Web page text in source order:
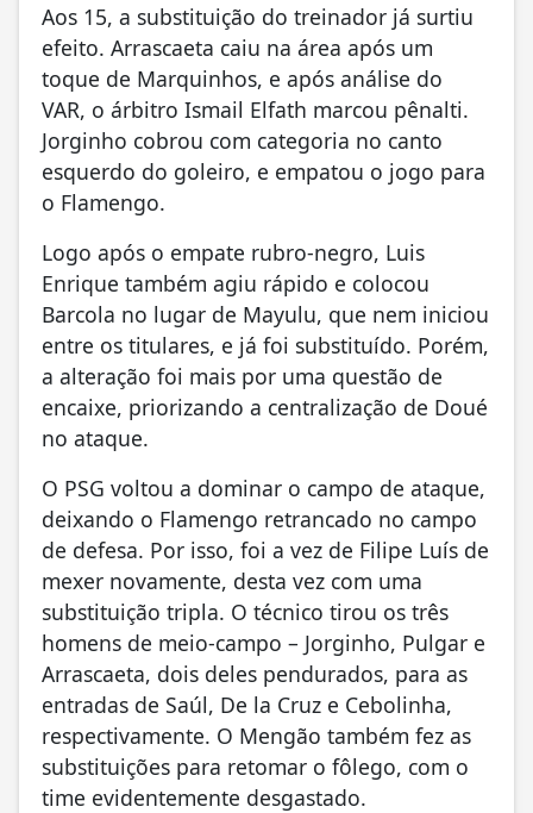
Aos 15, a substituição do treinador já surtiu
efeito. Arrascaeta caiu na área após um
toque de Marquinhos, e após análise do
VAR, o árbitro Ismail Elfath marcou pênalti.
Jorginho cobrou com categoria no canto
esquerdo do goleiro, e empatou o jogo para
o Flamengo.
Logo após o empate rubro-negro, Luis
Enrique também agiu rápido e colocou
Barcola no lugar de Mayulu, que nem iniciou
entre os titulares, e já foi substituído. Porém,
a alteração foi mais por uma questão de
encaixe, priorizando a centralização de Doué
no ataque.
O PSG voltou a dominar o campo de ataque,
deixando o Flamengo retrancado no campo
de defesa. Por isso, foi a vez de Filipe Luís de
mexer novamente, desta vez com uma
substituição tripla. O técnico tirou os três
homens de meio-campo – Jorginho, Pulgar e
Arrascaeta, dois deles pendurados, para as
entradas de Saúl, De la Cruz e Cebolinha,
respectivamente. O Mengão também fez as
substituições para retomar o fôlego, com o
time evidentemente desgastado.